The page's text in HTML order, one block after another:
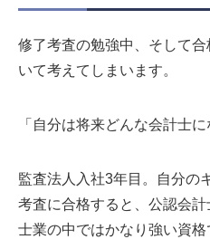
修了考査の勉強中、そして
いて考えてしまいます。
「自分は将来どんな会計士
監査法人入社3年目。自分の
考査に合格すると、公認会計
士業の中ではかなり強い資格